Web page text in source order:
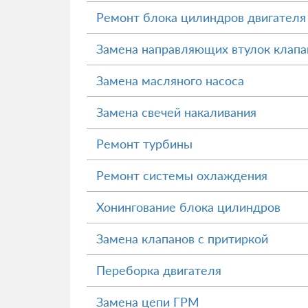
Ремонт блока цилиндров двигателя
Замена направляющих втулок
Замена масляного насоса
Замена свечей накаливания
Ремонт турбины
Ремонт системы охлаждения
Хонингование блока цилиндров
Замена клапанов с притиркой
Переборка двигателя
Замена цепи ГРМ